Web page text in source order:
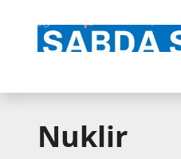
Nuklir